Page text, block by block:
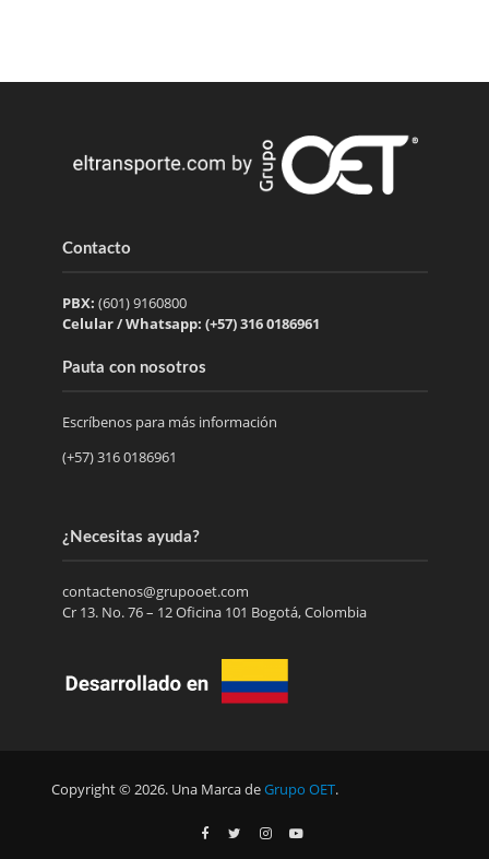
Contacto
PBX: (601) 9160800
Celular / Whatsapp: (+57) 316 0186961
Pauta con nosotros
Escríbenos para más información
(+57) 316 0186961
¿Necesitas ayuda?
contactenos@grupooet.com
Cr 13. No. 76 – 12 Oficina 101 Bogotá, Colombia
Copyright © 2026. Una Marca deGrupo OET.